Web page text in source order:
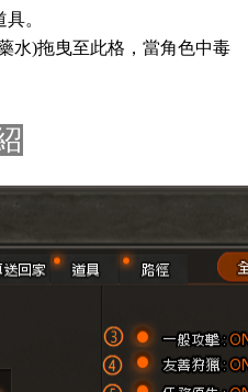
。
水)拖曳至此格，當角色中毒